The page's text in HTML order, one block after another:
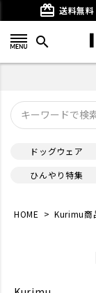
card_giftcard 送料無料
search
ドッグウェア
ひんやり特集
HOME Kurimu商
ベージュ
パープル
ホワイト
在庫なし商
サイズ
並び順
優先度順